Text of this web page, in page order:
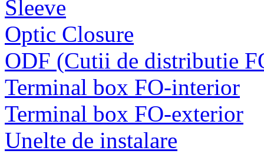
Sleeve
Optic Closure
ODF (Cutii de distributie
Terminal box FO-interior
Terminal box FO-exterior
Unelte de instalare